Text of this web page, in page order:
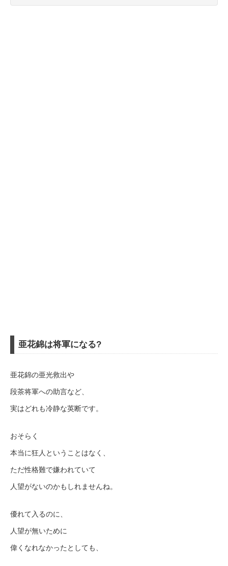
亜花錦は将軍になる?
亜花錦の亜光救出や
段茶将軍への助言など、
実はどれも冷静な英断です。
おそらく
本当に狂人ということはなく、
ただ性格難で嫌われていて
人望がないのかもしれませんね。
優れて入るのに、
人望が無いために
偉くなれなかったとしても、